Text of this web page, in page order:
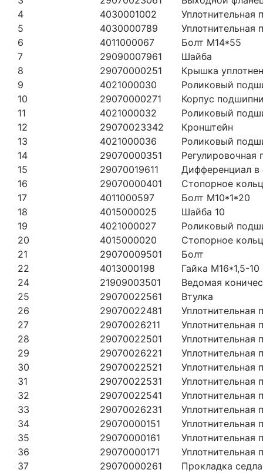
4
4030001002
Уплотнительная
5
4030000789
Уплотнительная
6
4011000067
Болт М14*55
7
29090007961
Шайба
8
29070000251
Крышка
9
4021000030
Роликовый
10
29070000271
Корпус
11
4021000032
Роликовый
12
29070023342
Кронштейн
13
4021000036
Роликовый
14
29070000351
Регулировочная
15
29070019611
Дифференциал в
16
29070000401
Стопорное
17
4011000597
Болт М10*1*20
18
4015000025
Шайба 10
19
4021000027
Роликовый
20
4015000020
Стопорное
21
29070009501
Болт
22
4013000198
Гайка М16*1,5-10
24
21909003501
Ведомая
25
29070022561
Втулка
26
29070022481
Уплотнительная
27
29070026211
Уплотнительная
28
29070022501
Уплотнительная
29
29070026221
Уплотнительная
30
29070022521
Уплотнительная
31
29070022531
Уплотнительная
32
29070022541
Уплотнительная
33
29070026231
Уплотнительная
34
29070000151
Уплотнительная
35
29070000161
Уплотнительная
36
29070000171
Уплотнительная
37
29070000261
Прокладка